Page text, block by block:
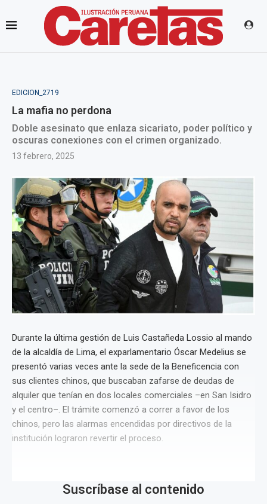
EDICION_2719
La mafia no perdona
Doble asesinato que enlaza sicariato, poder político y
oscuras conexiones con el crimen organizado.
13 febrero, 2025
Durante la última gestión de Luis Castañeda Lossio al mando
de la alcaldía de Lima, el exparlamentario Óscar Medelius se
presentó varias veces ante la sede de la Beneficencia con
sus clientes chinos, que buscaban zafarse de deudas de
alquiler que tenían en dos locales comerciales –en San Isidro
y el centro–. El trámite comenzó a correr a favor de los
chinos, pero las alarmas encendidas por directivos de la
institución lograron revertir el proceso.
Suscríbase al contenido